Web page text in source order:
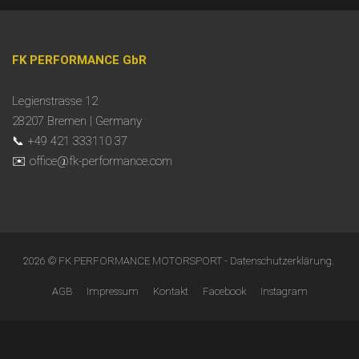
FK PERFORMANCE GbR
Legienstrasse 12
28207 Bremen | Germany
📞 +49 421 333110 37
✉️ office@fk-performance.com
2026 © FK PERFORMANCE MOTORSPORT - Datenschutzerklärung.
AGB Impressum Kontakt Facebook Instagram